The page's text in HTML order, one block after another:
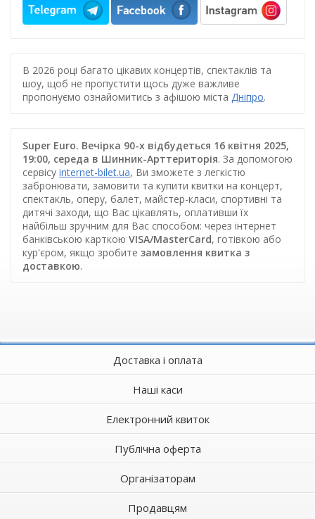
В 2026 році багато цікавих концертів, спектаклів та
шоу, щоб не пропустити щось дуже важливе
пропонуємо ознайомитись з афішою міста Дніпро.
Super Euro. Вечірка 90-х відбудеться 16 квітня 2025,
19:00, середа в Шинник-Арттериторія. За допомогою
сервісу internet-bilet.ua, Ви зможете з легкістю
забронювати, замовити та купити квитки на концерт,
спектакль, оперу, балет, майстер-класи, спортивні та
дитячі заходи, що Вас цікавлять, оплативши їх
найбільш зручним для Вас способом: через інтернет
банківською карткою VISA/MasterCard, готівкою або
кур'єром, якщо зробите замовлення квитка з
доставкою.
Доставка і оплата
Наші каси
Електронний квиток
Публічна оферта
Організаторам
Продавцям